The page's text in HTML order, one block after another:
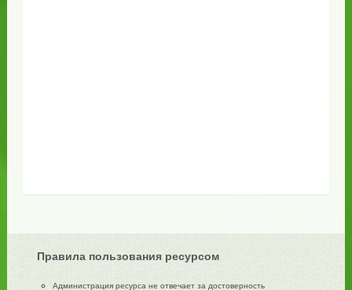
Правила пользования ресурсом
Администрация ресурса не отвечает за достоверность